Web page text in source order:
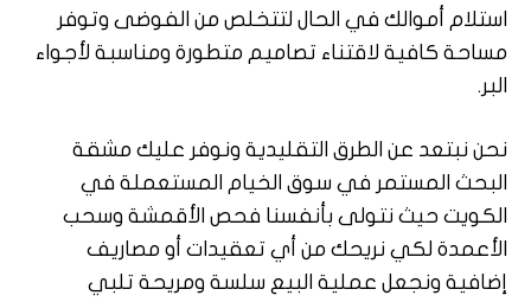
استلام أموالك في الحال لتتخلص من الفوضى وتوفر
مساحة كافية لاقتناء تصاميم متطورة ومناسبة لأجواء
البر.
نحن نبتعد عن الطرق التقليدية ونوفر عليك مشقة
البحث المستمر في سوق الخيام المستعملة في
الكويت حيث نتولى بأنفسنا فحص الأقمشة وسحب
الأعمدة لكي نريحك من أي تعقيدات أو مصاريف
إضافية ونجعل عملية البيع سلسة ومريحة تلبي